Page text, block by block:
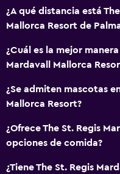
Check-in/check-out
Recepción 24 horas
Caja fuerte
Botella de agua
Servicios básicos
Internet
¿A qué distancia está
Mallorca Resort de
¿Cuál es la mejor
Mardavall Mallorca
¿Se admiten mascotas
Mallorca Resort?
¿Ofrece The St. Regis
opciones de comida?
¿Tiene The St. Regis